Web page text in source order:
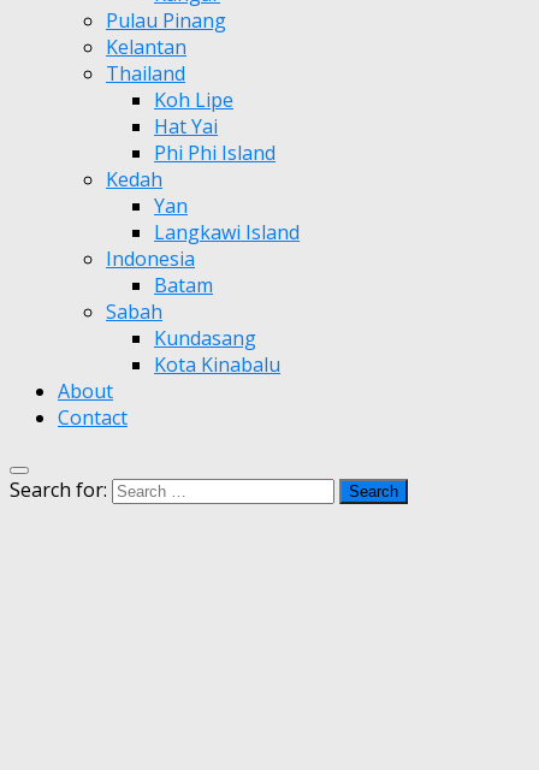
Pulau Pinang
Kelantan
Thailand
Koh Lipe
Hat Yai
Phi Phi Island
Kedah
Yan
Langkawi Island
Indonesia
Batam
Sabah
Kundasang
Kota Kinabalu
About
Contact
Search for: